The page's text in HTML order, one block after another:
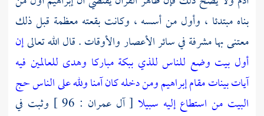
بناه مبتدئا ، وأول من أسسه ، وكانت بقعته معظمة قبل ذلك
معتنى بها مشرفة في سائر الأعصار والأوقات . قال الله تعالىإن
أول بيت وضع للناس للذي ببكة مباركا وهدى للعالمين فيه
آيات بينات مقام إبراهيم ومن دخله كان آمنا ولله على الناس حج
البيت من استطاع إليه سبيلا
[ آل عمران : 96 ] وثبت في